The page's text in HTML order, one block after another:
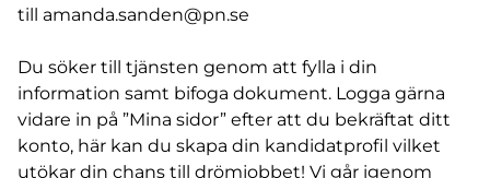
till amanda.sanden@pn.se
Du söker till tjänsten genom att fylla i din
information samt bifoga dokument. Logga gärna
vidare in på ”Mina sidor” efter att du bekräftat ditt
konto, här kan du skapa din kandidatprofil vilket
utökar din chans till drömjobbet! Vi går igenom